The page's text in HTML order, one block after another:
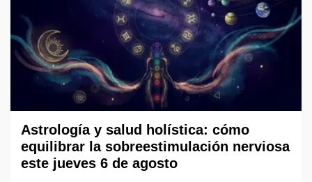
Astrología y salud holística: cómo
equilibrar la sobreestimulación nerviosa
este jueves 6 de agosto